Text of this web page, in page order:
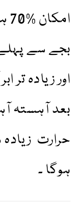
اور زیادہ
بعد آہستہ
ہوگا ۔